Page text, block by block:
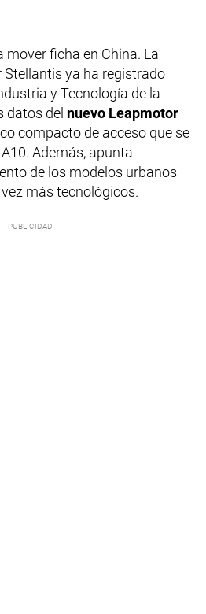
mover ficha en China. La
ya ha registrado
y Tecnología de la
datos del nuevo Leapmotor
compacto de acceso que se
Además, apunta
de los modelos urbanos
más tecnológicos.